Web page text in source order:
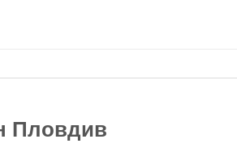
Пловдив